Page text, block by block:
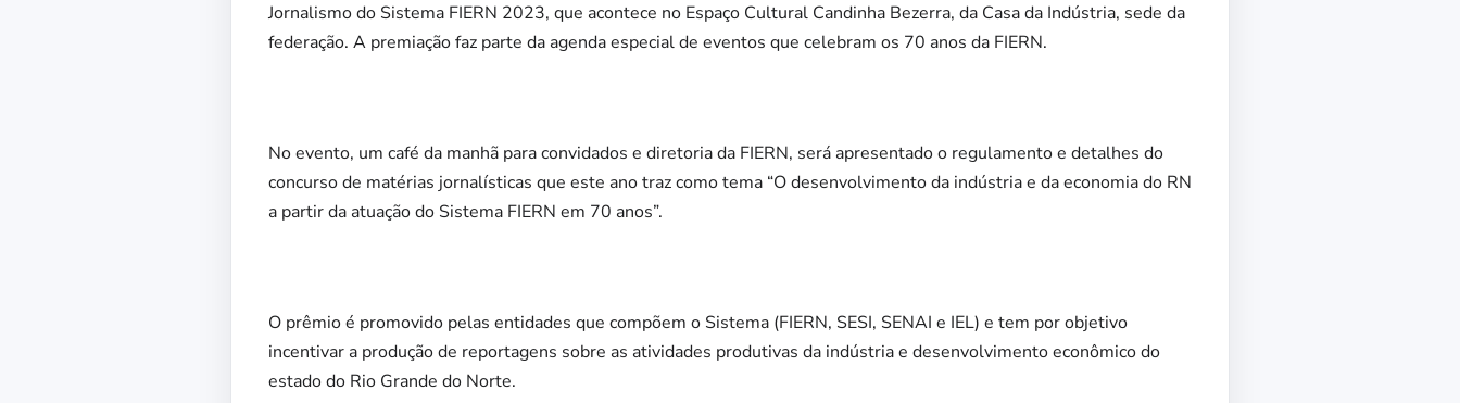
Jornalismo do Sistema FIERN 2023, que acontece no Espaço Cultural Candinha Bezerra, da Casa da Indústria, sede da
federação. A premiação faz parte da agenda especial de eventos que celebram os 70 anos da FIERN.
No evento, um café da manhã para convidados e diretoria da FIERN, será apresentado o regulamento e detalhes do
concurso de matérias jornalísticas que este ano traz como tema “O desenvolvimento da indústria e da economia do RN
a partir da atuação do Sistema FIERN em 70 anos”.
O prêmio é promovido pelas entidades que compõem o Sistema (FIERN, SESI, SENAI e IEL) e tem por objetivo
incentivar a produção de reportagens sobre as atividades produtivas da indústria e desenvolvimento econômico do
estado do Rio Grande do Norte.